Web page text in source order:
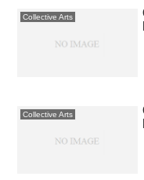
Collective Arts
Collective Arts